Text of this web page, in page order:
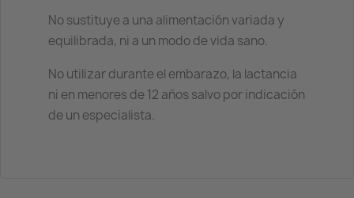
No sustituye a una alimentación variada y
equilibrada, ni a un modo de vida sano.
No utilizar durante el embarazo, la lactancia
ni en menores de 12 años salvo por indicación
de un especialista.